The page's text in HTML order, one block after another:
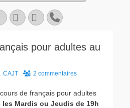
YouTubeInstagram
Tél
pour adultes au
CAJT 2 commentaires
de français pour adultes
les Mardis ou Jeudis de 19h